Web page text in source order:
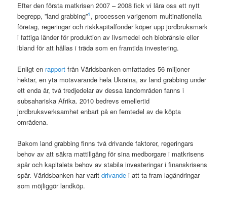
Efter den första matkrisen 2007 – 2008 fick vi lära oss ett nytt
begrepp, ”land grabbing”1 , processen varigenom multinationella
företag, regeringar och riskkapitalfonder köper upp jordbruksmark
i fattiga länder för produktion av livsmedel och biobränsle eller
ibland för att hållas i träda som en framtida investering.
Enligt en rapport från Världsbanken omfattades 56 miljoner
hektar, en yta motsvarande hela Ukraina, av land grabbing under
ett enda år, två tredjedelar av dessa landområden fanns i
subsahariska Afrika. 2010 bedrevs emellertid
jordbruksverksamhet enbart på en femtedel av de köpta
områdena.
Bakom land grabbing finns två drivande faktorer, regeringars
behov av att säkra mattillgång för sina medborgare i matkrisens
spår och kapitalets behov av stabila investeringar i finanskrisens
spår. Världsbanken har varitdrivande i att ta fram lagändringar
som möjliggör landköp.